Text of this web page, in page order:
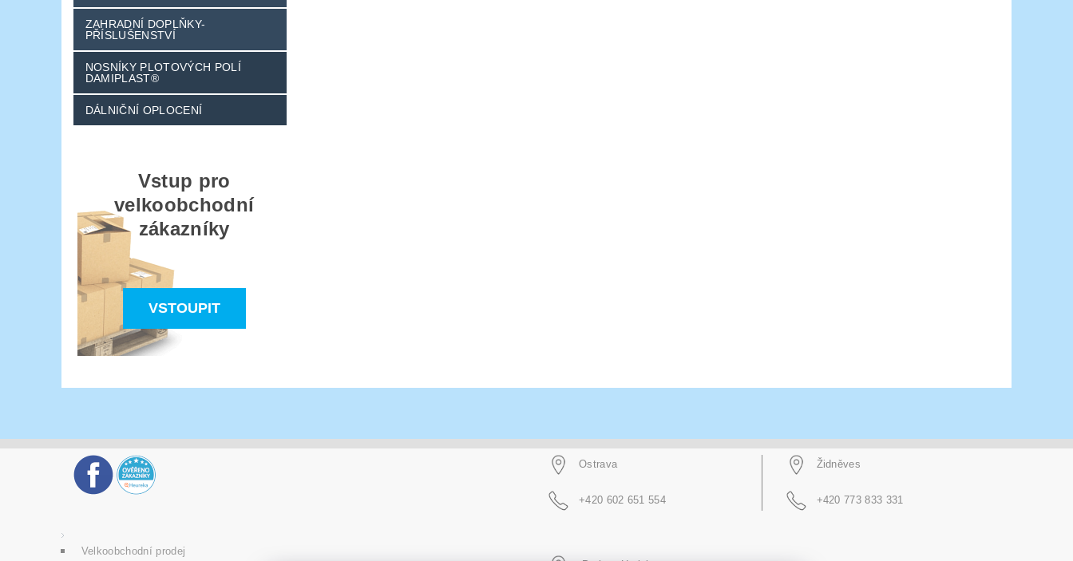
ZAHRADNÍ DOPLŇKY-
PŘÍSLUŠENSTVÍ
NOSNÍKY PLOTOVÝCH POLÍ
DAMIPLAST®
DÁLNIČNÍ OPLOCENÍ
Vstup pro
velkoobchodní
zákazníky
VSTOUPIT
Ostrava
+420 602 651 554
Židněves
+420 773 833 331
Velkoobchodní prodej